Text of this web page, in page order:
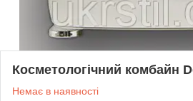
Косметологічний комбайн
Немає в наявності